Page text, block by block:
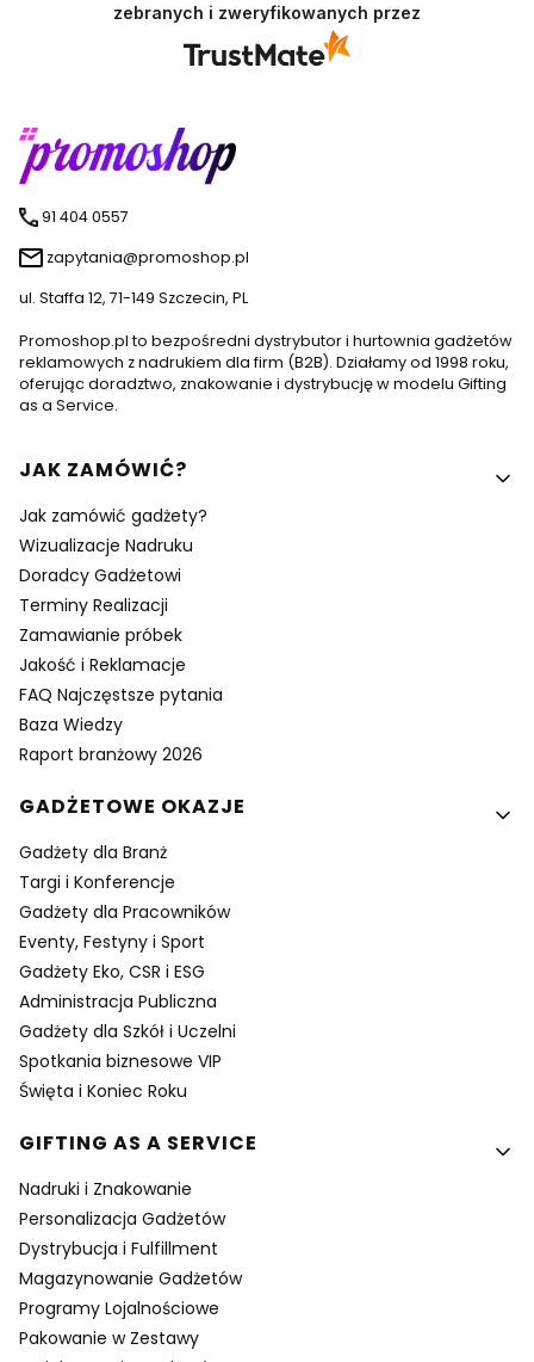
zebranych i zweryfikowanych przez
91 404 0557
zapytania@promoshop.pl
ul. Staffa 12, 71-149 Szczecin, PL
Promoshop.pl to bezpośredni dystrybutor i hurtownia gadżetów
reklamowych z nadrukiem dla firm (B2B). Działamy od 1998 roku,
oferując doradztwo, znakowanie i dystrybucję w modelu Gifting
as a Service.
Linki w stopce
JAK ZAMÓWIĆ?
Jak zamówić gadżety?
Wizualizacje Nadruku
Doradcy Gadżetowi
Terminy Realizacji
Zamawianie próbek
Jakość i Reklamacje
FAQ Najczęstsze pytania
Baza Wiedzy
Raport branżowy 2026
GADŻETOWE OKAZJE
Gadżety dla Branż
Targi i Konferencje
Gadżety dla Pracowników
Eventy, Festyny i Sport
Gadżety Eko, CSR i ESG
Administracja Publiczna
Gadżety dla Szkół i Uczelni
Spotkania biznesowe VIP
Święta i Koniec Roku
GIFTING AS A SERVICE
Nadruki i Znakowanie
Personalizacja Gadżetów
Dystrybucja i Fulfillment
Magazynowanie Gadżetów
Programy Lojalnościowe
Pakowanie w Zestawy